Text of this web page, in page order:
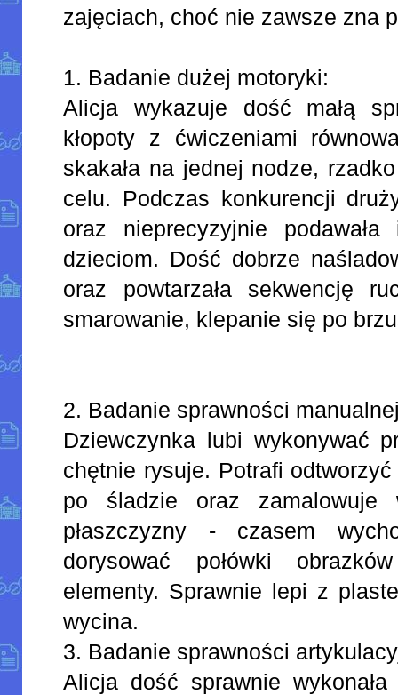
zajęciach, choć nie zawsze zna
1. Badanie dużej motoryki:
Alicja wykazuje dość małą
kłopoty z ćwiczeniami
skakała na jednej nodze,
celu. Podczas konkurencji
oraz nieprecyzyjnie
dzieciom. Dość dobrze
oraz powtarzała sekwencję
smarowanie, klepanie się po
2. Badanie sprawności
Dziewczynka lubi wykonywać
chętnie rysuje. Potrafi
po śladzie oraz zamalowuje
płaszczyzny - czasem
dorysować połówki
elementy. Sprawnie lepi z
wycina.
3. Badanie sprawności
Alicja dość sprawnie